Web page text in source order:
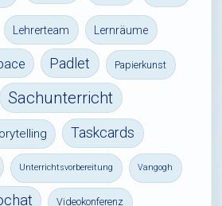
Lehrerteam Lernräume
Padlet Papierkunst
Sachunterricht
Taskcards
Unterrichtsvorbereitung Vangogh
Videokonferenz